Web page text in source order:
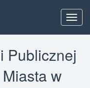
Menu
Publicznej
w